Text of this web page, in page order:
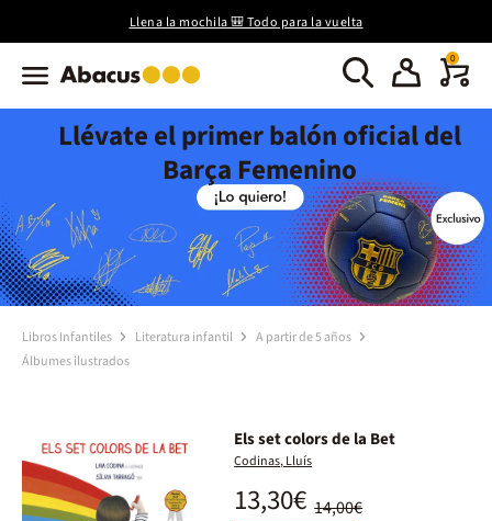
Llena la mochila 🎒 Todo para la vuelta
0
Llévate el primer balón oficial del
Barça Femenino
Libros Infantiles Literatura infantil
A partir de 5 años
Álbumes ilustrados
Els set colors de la Bet
Codinas, Lluís
14,00€
13,30€